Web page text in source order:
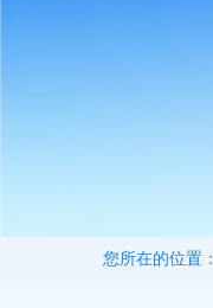
您所在的位置